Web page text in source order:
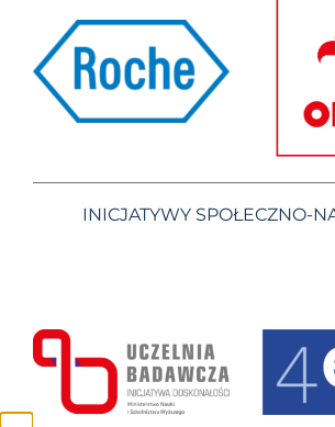
INICJATYWY SPOŁECZNO-